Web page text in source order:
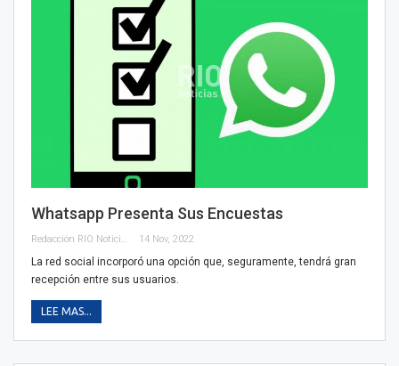
Whatsapp Presenta Sus Encuestas
14 Nov, 2022
La red social incorporó una opción que, seguramente, tendrá gran
recepción entre sus usuarios.
LEE MAS...